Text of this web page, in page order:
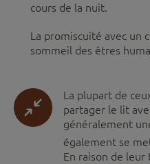
cours de la nuit.
La promiscuité avec un
sommeil des êtres
La plupart de
partager le lit
généralement
également se
En raison de